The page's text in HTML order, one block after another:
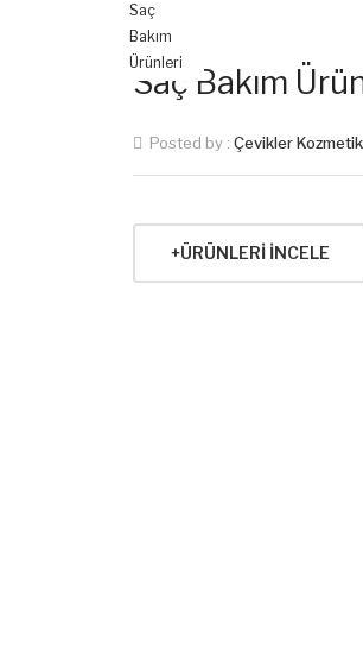
Saç
Bakım
Ürünleri
Saç Bakım
Posted by : Çevikler Kozmetik
+ÜRÜNLERI İNCELE